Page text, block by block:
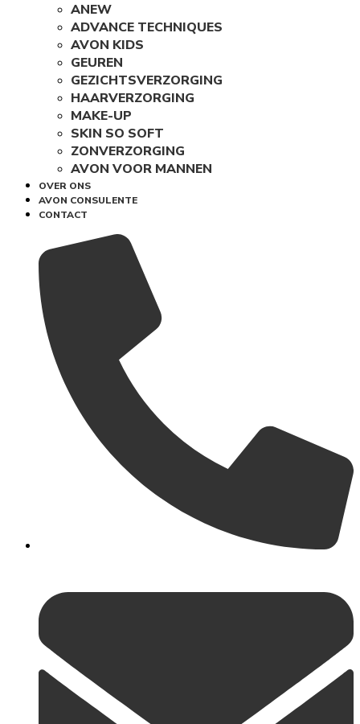
ANEW
ADVANCE TECHNIQUES
AVON KIDS
GEUREN
GEZICHTSVERZORGING
HAARVERZORGING
MAKE-UP
SKIN SO SOFT
ZONVERZORGING
AVON VOOR MANNEN
OVER ONS
AVON CONSULENTE
CONTACT